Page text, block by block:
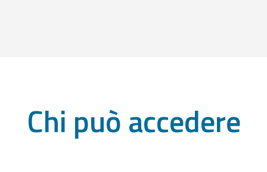
Chi può accedere